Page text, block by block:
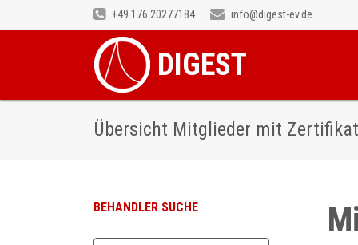
+49 176 20277184 info@digest-ev.de
DIGEST
Übersicht Mitglieder mit
BEHANDLER SUCHE